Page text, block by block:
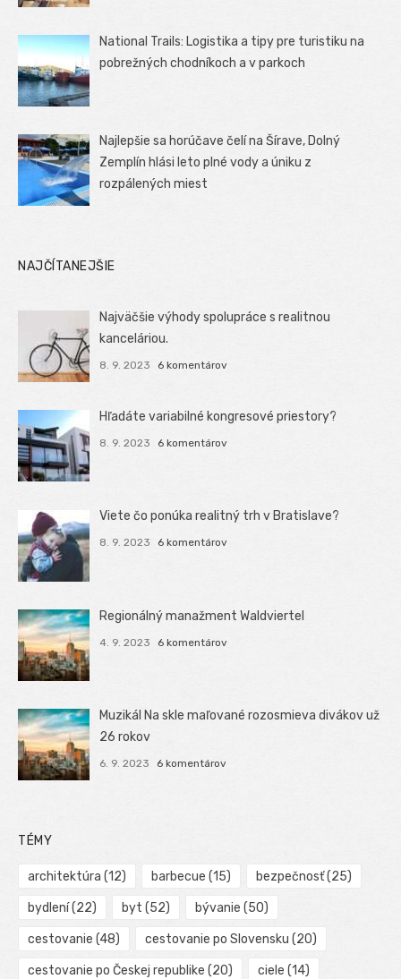
National Trails: Logistika a tipy pre turistiku na
pobrežných chodníkoch a v parkoch
Najlepšie sa horúčave čelí na Šírave, Dolný
Zemplín hlási leto plné vody a úniku z
rozpálených miest
NAJČÍTANEJŠIE
Najväčšie výhody spolupráce s realitnou
kanceláriou.
8. 9. 2023 6 komentárov
Hľadáte variabilné kongresové priestory?
8. 9. 2023 6 komentárov
Viete čo ponúka realitný trh v Bratislave?
8. 9. 2023 6 komentárov
Regionálný manažment Waldviertel
4. 9. 2023 6 komentárov
Muzikál Na skle maľované rozosmieva divákov už
26 rokov
6. 9. 2023 6 komentárov
TÉMY
architektúra (12) barbecue (15) bezpečnosť(25)
bydlení(22) byt (52) bývanie (50)
cestovanie (48) cestovanie po Slovensku (20)
cestovanie po Českej republike (20) ciele (14)